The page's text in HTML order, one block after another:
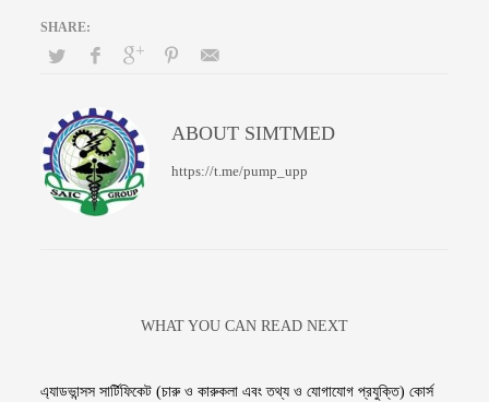
ABOUT SIMTMED
https://t.me/pump_upp
WHAT YOU CAN READ NEXT
এ্যাডভান্সস সার্টিফিকেট (চারু ও কারুকলা এবং তথ্য ও যোগাযোগ প্রযুক্তি) কোর্স